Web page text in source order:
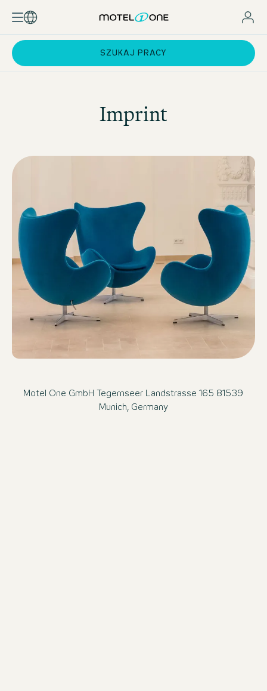
SZUKAJ PRACY
Imprint
Motel One GmbH Tegernseer Landstrasse 165 81539
Munich, Germany